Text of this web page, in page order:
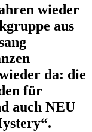
wieder
aus
da: die
für
auch NEU
.